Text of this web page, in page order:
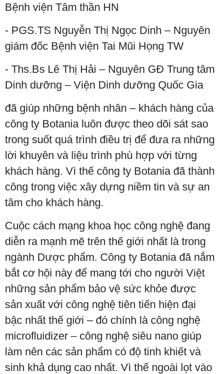
Bệnh viện Tâm thần HN
- PGS.TS Nguyễn Thị Ngọc Dinh – Nguyên
giám đốc Bệnh viện Tai Mũi Họng TW
- Ths.Bs Lê Thị Hải – Nguyên GĐ Trung tâm
Dinh dưỡng – Viện Dinh dưỡng Quốc Gia
đã giúp những bệnh nhân – khách hàng của
công ty Botania luôn được theo dõi sát sao
trong suốt quá trình điều trị để đưa ra những
lời khuyên và liệu trình phù hợp với từng
khách hàng. Vì thế công ty Botania đã thành
công trong việc xây dựng niềm tin và sự an
tâm cho khách hàng.
Cuộc cách mạng khoa học công nghệ đang
diễn ra mạnh mẽ trên thế giới nhất là trong
ngành Dược phẩm. Công ty Botania đã nắm
bắt cơ hội này để mang tới cho người Việt
những sản phẩm bảo vệ sức khỏe được
sản xuất với công nghệ tiên tiến hiện đại
bậc nhất thế giới – đó chính là công nghệ
microfluidizer – công nghệ siêu nano giúp
làm nên các sản phẩm có độ tinh khiết và
sinh khả dụng cao nhất. Vì thế ngoài lọt vào